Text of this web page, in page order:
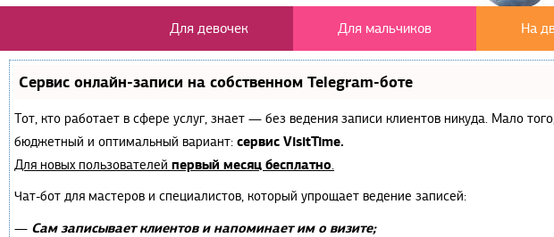
Для девочек Для мальчиков На
Сервис онлайн-записи на собственном Telegram-боте
Тот, кто работает в сфере услуг, знает — без ведения записи клиентов никуда. Мало
бюджетный и оптимальный вариант: сервис VisitTime.
Для новых пользователей первый месяц бесплатно.
Чат-бот для мастеров и специалистов, который упрощает ведение записей:
— Сам записывает клиентов и напоминает им о визите;